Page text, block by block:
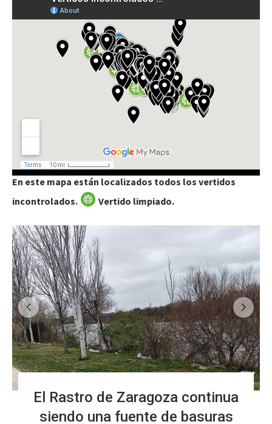
En este mapa están localizados todos los vertidos
incontrolados.
Vertido limpiado.
El Rastro de Zaragoza continua
siendo una fuente de basuras